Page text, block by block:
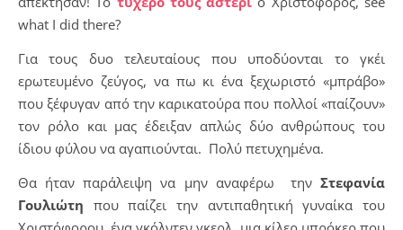
what I did there?
Για τους δυο τελευταίους που υποδύονται το γκέι
ερωτευμένο ζεύγος, να πω κι ένα ξεχωριστό «μπράβο»
που ξέφυγαν από την καρικατούρα που πολλοί «παίζουν»
τον ρόλο και μας έδειξαν απλώς δύο ανθρώπους του
ίδιου φύλου να αγαπιούνται. Πολύ πετυχημένα.
Θα ήταν παράλειψη να μην αναφέρω την Στεφανία
Γουλιώτη που παίζει την αντιπαθητική γυναίκα του